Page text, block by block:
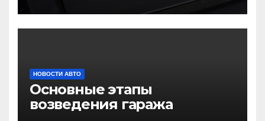
НОВОСТИ АВТО
Основные этапы
возведения гаража